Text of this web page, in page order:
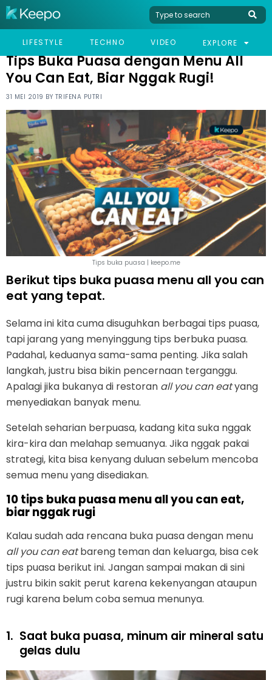
LIFESTYLE TECHNO VIDEO EXPLORE
HOME TRAVEL
TIPS BUKA PUASA DENGAN MENU ALL YOU CAN EAT, BIAR NGGAK
Tips Buka Puasa dengan Menu All
You Can Eat, Biar Nggak Rugi!
31 MEI 2019 BY TRIFENA PUTRI
Tips buka puasa | keepo.me
Berikut tips buka puasa menu all you can
eat yang tepat.
Selama ini kita cuma disuguhkan berbagai tips puasa,
tapi jarang yang menyinggung tips berbuka puasa.
Padahal, keduanya sama-sama penting. Jika salah
langkah, justru bisa bikin pencernaan terganggu.
Apalagi jika bukanya di restoran all you can eatyang
menyediakan banyak menu.
Setelah seharian berpuasa, kadang kita suka nggak
kira-kira dan melahap semuanya. Jika nggak pakai
strategi, kita bisa kenyang duluan sebelum mencoba
semua menu yang disediakan.
10 tips buka puasa menu all you can eat,
biar nggak rugi
Kalau sudah ada rencana buka puasa dengan menu
all you can eatbareng teman dan keluarga, bisa cek
tips puasa berikut ini. Jangan sampai makan di sini
justru bikin sakit perut karena kekenyangan ataupun
rugi karena belum coba semua menunya.
1. Saat buka puasa, minum air mineral satu
gelas dulu